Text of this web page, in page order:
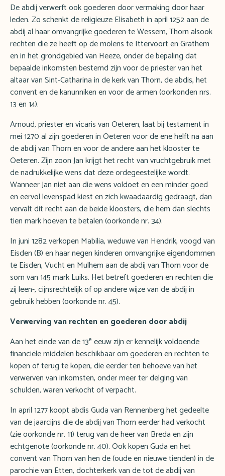
De abdij verwerft ook goederen door vermaking door haar
leden. Zo schenkt de religieuze Elisabeth in april 1252 aan de
abdij al haar omvangrijke goederen te Wessem, Thorn alsook
rechten die ze heeft op de molens te Ittervoort en Grathem
en in het grondgebied van Heeze, onder de bepaling dat
bepaalde inkomsten bestemd zijn voor de priester van het
altaar van Sint-Catharina in de kerk van Thorn, de abdis, het
convent en de kanunniken en voor de armen (oorkonden nrs.
13 en 14).
Arnoud, priester en vicaris van Oeteren, laat bij testament in
mei 1270 al zijn goederen in Oeteren voor de ene helft na aan
de abdij van Thorn en voor de andere aan het klooster te
Oeteren. Zijn zoon Jan krijgt het recht van vruchtgebruik met
de nadrukkelijke wens dat deze ordegeestelijke wordt.
Wanneer Jan niet aan die wens voldoet en een minder goed
en eervol levenspad kiest en zich kwaadaardig gedraagt, dan
vervalt dit recht aan de beide kloosters, die hem dan slechts
tien mark hoeven te betalen (oorkonde nr. 34).
In juni 1282 verkopen Mabilia, weduwe van Hendrik, voogd van
Eisden (B) en haar negen kinderen omvangrijke eigendommen
te Eisden, Vucht en Mulhem aan de abdij van Thorn voor de
som van 145 mark Luiks. Het betreft goederen en rechten die
zij leen-, cijnsrechtelijk of op andere wijze van de abdij in
gebruik hebben (oorkonde nr. 45).
Verwerving van rechten en goederen door abdij
Aan het einde van de 13e eeuw zijn er kennelijk voldoende
financiële middelen beschikbaar om goederen en rechten te
kopen of terug te kopen, die eerder ten behoeve van het
verwerven van inkomsten, onder meer ter delging van
schulden, waren verkocht of verpacht.
In april 1277 koopt abdis Guda van Rennenberg het gedeelte
van de jaarcijns die de abdij van Thorn eerder had verkocht
(zie oorkonde nr. 11) terug van de heer van Breda en zijn
echtgenote (oorkonde nr. 40). Ook kopen Guda en het
convent van Thorn van hen de (oude en nieuwe tienden) in de
parochie van Etten, dochterkerk van de tot de abdij van